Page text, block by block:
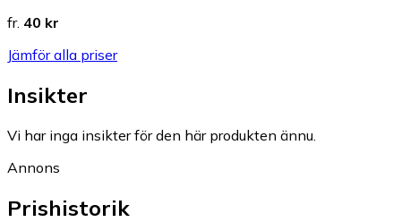
fr. 40 kr
Jämför alla priser
Insikter
Vi har inga insikter för den här produkten ännu.
Annons
Prishistorik